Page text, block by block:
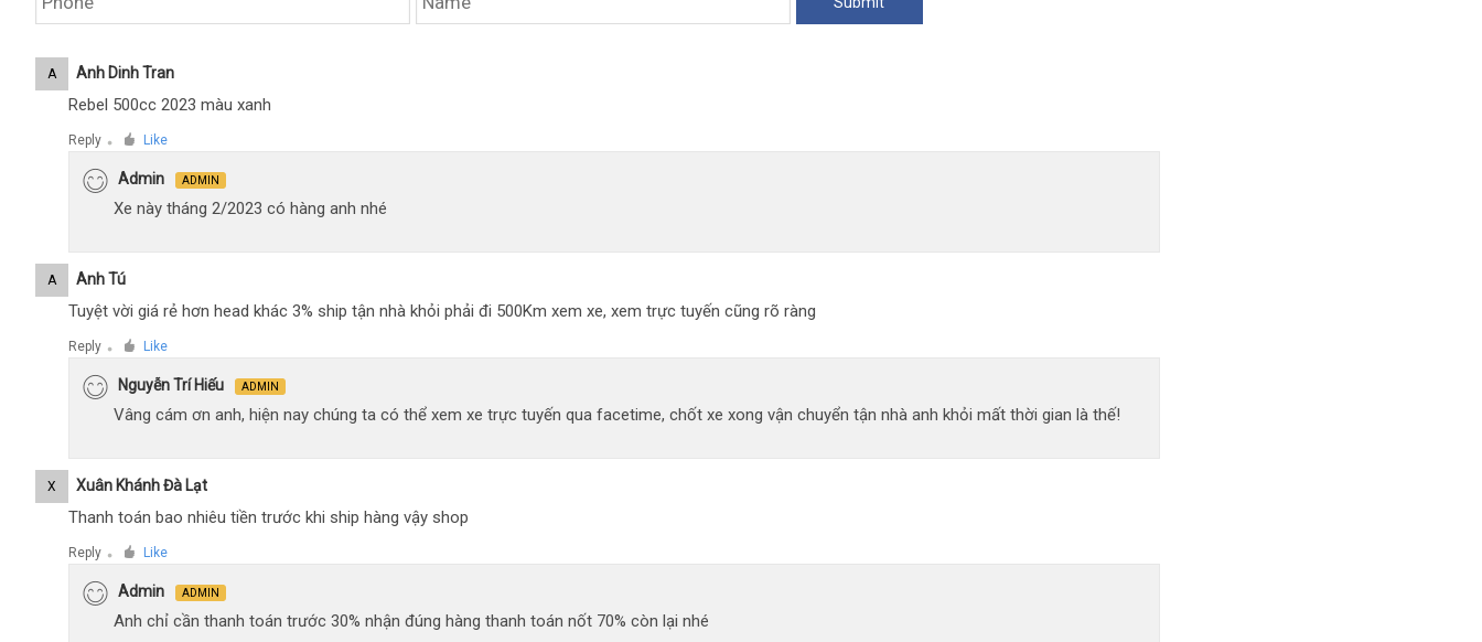
A Anh Dinh Tran
Rebel 500cc 2023 màu xanh
Reply ● Like
Admin ADMIN
Xe này tháng 2/2023 có hàng anh nhé
A Anh Tú
Tuyệt vời giá rẻ hơn head khác 3% ship tận nhà khỏi phải đi 500Km xem xe, xem trực tuyến cũng rõ ràng
Reply ● Like
Nguyễn Trí Hiếu ADMIN
Vâng cám ơn anh, hiện nay chúng ta có thể xem xe trực tuyến qua facetime, chốt xe xong vận chuyển tận nhà anh khỏi mất thời gian là thế!
X Xuân Khánh Đà Lạt
Thanh toán bao nhiêu tiền trước khi ship hàng vậy shop
Reply ● Like
Admin ADMIN
Anh chỉ cần thanh toán trước 30% nhận đúng hàng thanh toán nốt 70% còn lại nhé